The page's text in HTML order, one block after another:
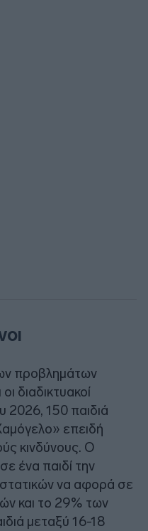
προβλημάτων
διαδικτυακοί
2026, 150 παιδιά
επειδή
κινδύνους. Ο
ένα παιδί την
να αφορά σε
και το 29% των
μεταξύ 16-18